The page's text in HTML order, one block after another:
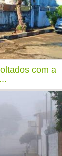
com a